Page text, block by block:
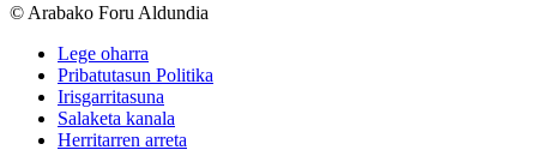
© Arabako Foru Aldundia
Lege oharra
Pribatutasun Politika
Irisgarritasuna
Salaketa kanala
Herritarren arreta